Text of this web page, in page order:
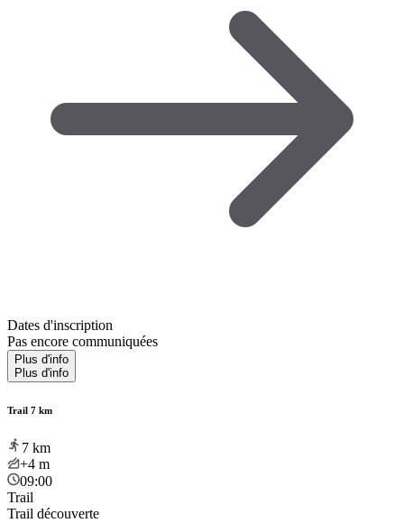
Dates d'inscription
Pas encore communiquées
Plus d'info
Plus d'info
Trail 7 km
7 km
+4 m
09:00
Trail
Trail découverte